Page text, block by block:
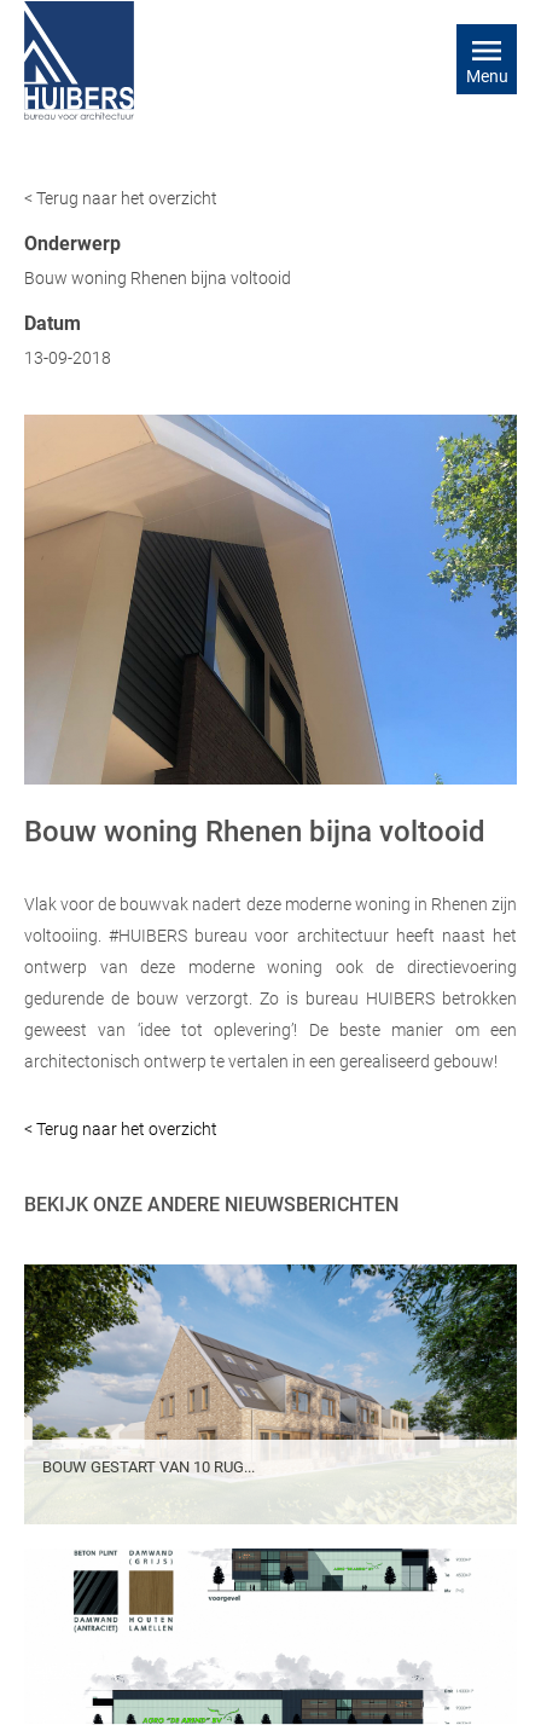
Menu
< Terug naar het overzicht
Onderwerp
Bouw woning Rhenen bijna voltooid
Datum
13-09-2018
Bouw woning Rhenen bijna voltooid
Vlak voor de bouwvak nadert deze moderne woning in Rhenen zijn
voltooiing. #HUIBERS bureau voor architectuur heeft naast het
ontwerp van deze moderne woning ook de directievoering
gedurende de bouw verzorgt. Zo is bureau HUIBERS betrokken
geweest van ‘idee tot oplevering’! De beste manier om een
architectonisch ontwerp te vertalen in een gerealiseerd gebouw!
< Terug naar het overzicht
BEKIJK ONZE ANDERE NIEUWSBERICHTEN
BOUW GESTART VAN 10 RUG...